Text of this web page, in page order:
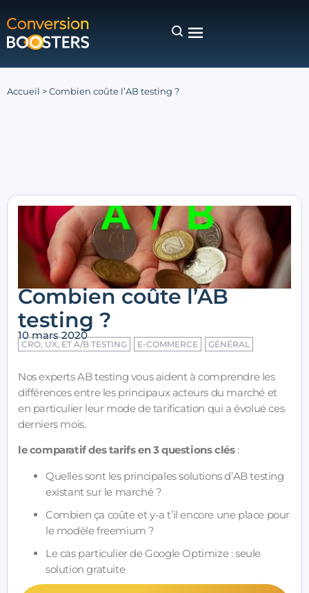
Accueil >Combien coûte l’AB testing ?
Combien coûte l’AB
testing ?
10 mars 2020
CRO, UX, ET A/B TESTING E-COMMERCE GÉNÉRAL
Nos experts AB testing vous aident à comprendre les
différences entre les principaux acteurs du marché et
en particulier leur mode de tarification qui a évolué ces
derniers mois.
le comparatif des tarifs en 3 questions clés:
Quelles sont les principales solutions d’AB testing
existant sur le marché ?
Combien ça coûte et y-a t’il encore une place pour
le modèle freemium ?
Le cas particulier de Google Optimize : seule
solution gratuite